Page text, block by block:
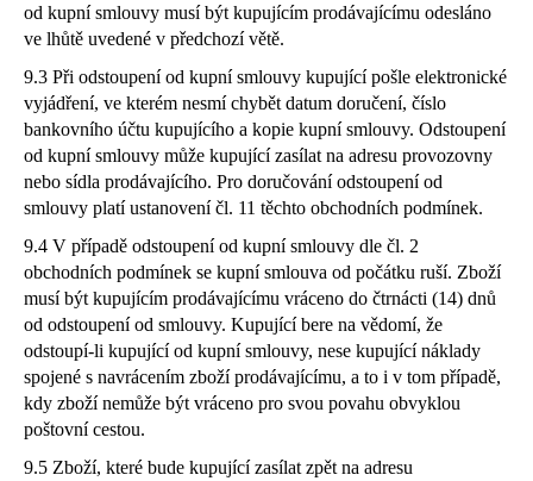
od kupní smlouvy musí být kupujícím prodávajícímu odesláno
ve lhůtě uvedené v předchozí větě.
9.3 Při odstoupení od kupní smlouvy kupující pošle elektronické
vyjádření, ve kterém nesmí chybět datum doručení, číslo
bankovního účtu kupujícího a kopie kupní smlouvy. Odstoupení
od kupní smlouvy může kupující zasílat na adresu provozovny
nebo sídla prodávajícího. Pro doručování odstoupení od
smlouvy platí ustanovení čl. 11 těchto obchodních podmínek.
9.4 V případě odstoupení od kupní smlouvy dle čl. 2
obchodních podmínek se kupní smlouva od počátku ruší. Zboží
musí být kupujícím prodávajícímu vráceno do čtrnácti (14) dnů
od odstoupení od smlouvy. Kupující bere na vědomí, že
odstoupí-li kupující od kupní smlouvy, nese kupující náklady
spojené s navrácením zboží prodávajícímu, a to i v tom případě,
kdy zboží nemůže být vráceno pro svou povahu obvyklou
poštovní cestou.
9.5 Zboží, které bude kupující zasílat zpět na adresu